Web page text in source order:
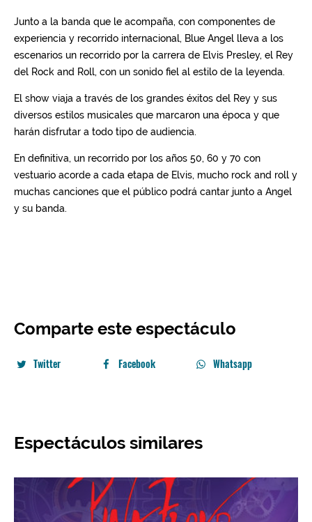
Comparte este espectáculo
Twitter Facebook Whatsapp
Espectáculos similares